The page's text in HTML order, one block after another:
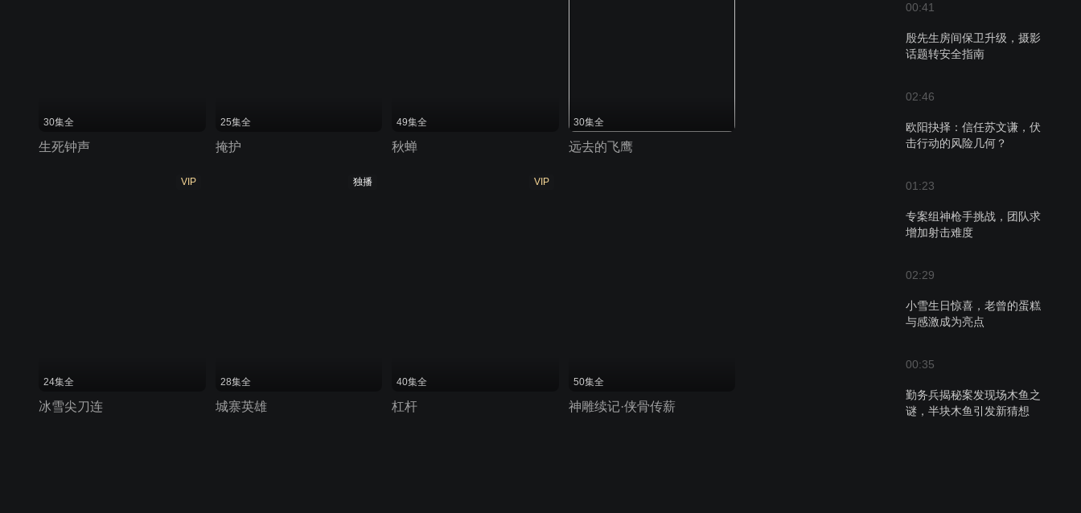
00:41
殷先生房间保卫升级，摄影
话题转安全指南
02:46
欧阳抉择：信任苏文谦，伏
击行动的风险几何？
01:23
专案组神枪手挑战，团队求
增加射击难度
02:29
小雪生日惊喜，老曾的蛋糕
与感激成为亮点
00:35
勤务兵揭秘案发现场木鱼之
谜，半块木鱼引发新猜想
30集全
生死钟声
25集全
掩护
49集全
秋蝉
30集全
远去的飞鹰
VIP
24集全
冰雪尖刀连
独播
28集全
城寨英雄
VIP
40集全
杠杆
50集全
神雕续记·侠骨传薪